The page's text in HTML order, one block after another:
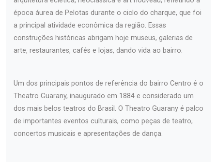
época áurea de Pelotas durante o ciclo do charque, que foi
a principal atividade econômica da região. Essas
construções históricas abrigam hoje museus, galerias de
arte, restaurantes, cafés e lojas, dando vida ao bairro.
Um dos principais pontos de referência do bairro Centro é o
Theatro Guarany, inaugurado em 1884 e considerado um
dos mais belos teatros do Brasil. O Theatro Guarany é palco
de importantes eventos culturais, como peças de teatro,
concertos musicais e apresentações de dança.